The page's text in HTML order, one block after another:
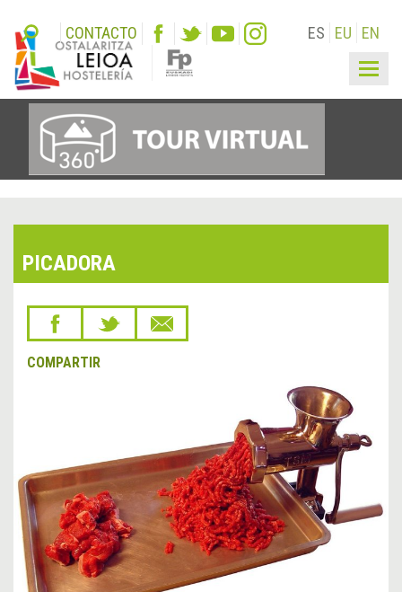
CONTACTO ES EU EN
PICADORA
COMPARTIR